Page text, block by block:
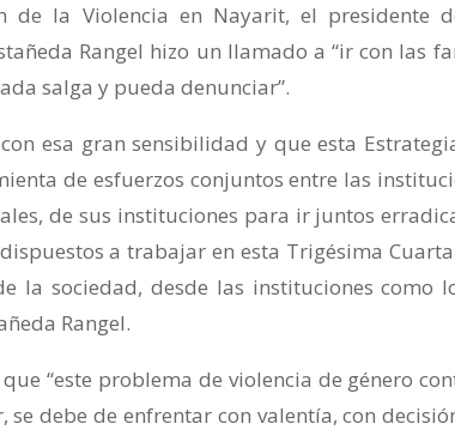
de la Violencia en Nayarit, el presidente
Rangel hizo un llamado a “ir con las
salga y pueda denunciar”.
esa gran sensibilidad y que esta
de esfuerzos conjuntos entre las
de sus instituciones para ir juntos
a trabajar en esta Trigésima
la sociedad, desde las instituciones como
Rangel.
“este problema de violencia de género
se debe de enfrentar con valentía, con